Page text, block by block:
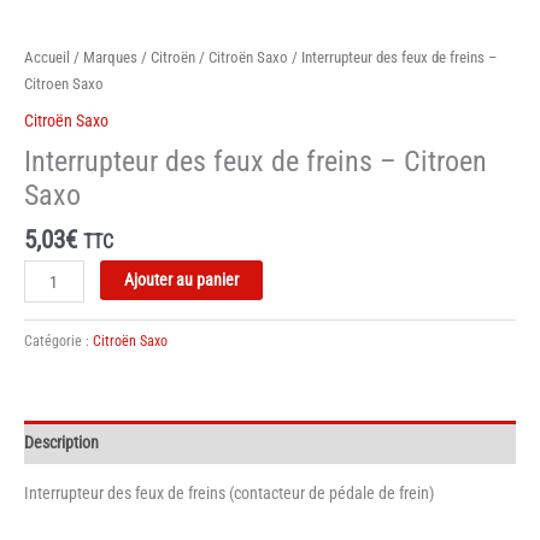
Accueil / Marques / Citroën / Citroën Saxo / Interrupteur des feux de freins –
Citroen Saxo
Citroën Saxo
Interrupteur des feux de freins – Citroen
Saxo
5,03€ TTC
quantité
de
Interrupteur
des
freins
Citroen
Ajouter au panier
Catégorie : Citroën Saxo
Description
Interrupteur des feux de freins (contacteur de pédale de frein)